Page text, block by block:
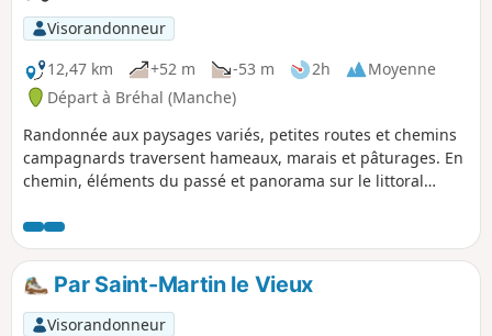
Visorandonneur
12,47 km
+52 m -53 m 2h
Moyenne
Départ à Bréhal (Manche)
Randonnée aux paysages variés, petites routes et chemins
campagnards traversent hameaux, marais et pâturages. En
chemin, éléments du passé et panorama sur le littoral
descentes !
Par Saint-Martin le Vieux
Visorandonneur